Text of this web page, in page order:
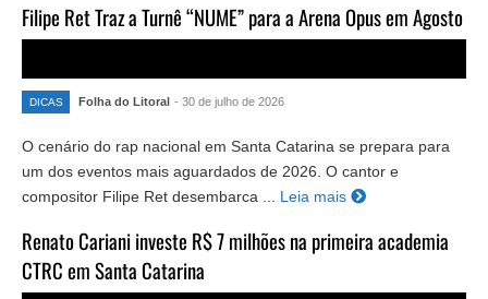
Filipe Ret Traz a Turnê “NUME” para a Arena Opus em Agosto
DICAS Folha do Litoral - 30 de julho de 2026
O cenário do rap nacional em Santa Catarina se prepara para
um dos eventos mais aguardados de 2026. O cantor e
compositor Filipe Ret desembarca ...
Leia mais
Renato Cariani investe R$ 7 milhões na primeira academia
CTRC em Santa Catarina